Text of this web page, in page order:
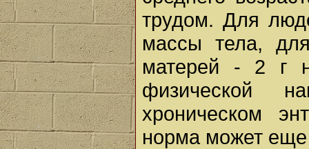
трудом. Для
массы тела,
матерей - 2 г
физической
хроническом
норма может еще